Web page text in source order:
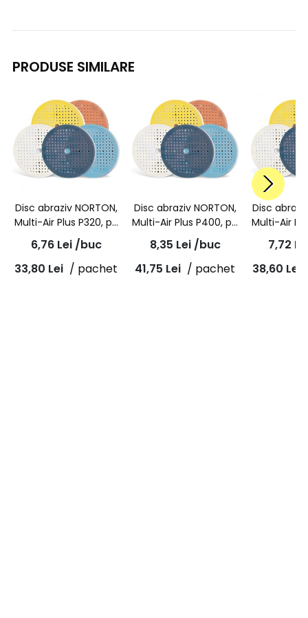
PRODUSE SIMILARE
Disc abraziv NORTON,
Multi-Air Plus P320, pe
burete, portocaliu,
A975, 150mm
6,76 Lei /buc
33,80 Lei / pachet
Disc abraziv NORTON,
Multi-Air Plus P400, pe
burete, galben, A975,
150mm
8,35 Lei /buc
41,75 Lei / pachet
Disc
Multi-Air
A975,
7,72
38,60 Lei